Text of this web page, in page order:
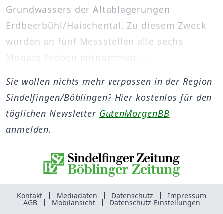
Grundwassers der Altablagerungen
Erdbeerbühl/Haischental. Zu diesem Zweck
wurden an fünf Messstellen alle sechs
Monate Proben entnommen. ...
Sie wollen nichts mehr verpassen in der Region
Sindelfingen/Böblingen? Hier kostenlos für den
täglichen Newsletter GutenMorgenBB
anmelden.
Kontakt Mediadaten Datenschutz Impressum
AGB Mobilansicht Datenschutz-Einstellungen